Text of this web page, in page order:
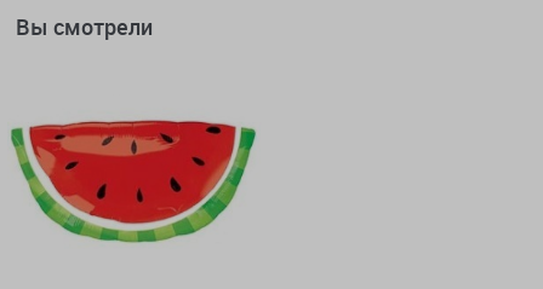
Вы смотрели